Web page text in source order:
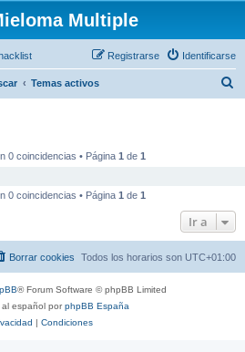
Multiple
Identificarse
Registrarse
Temas activos
0 coincidencias • Página 1 de 1
0 coincidencias • Página 1 de 1
Ir a
Todos los horarios son UTC+01:00
Borrar cookies
® Forum Software © phpBB Limited
al español porphpBB España
| Condiciones